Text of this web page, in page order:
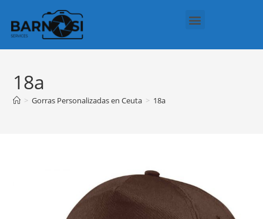
18a
> Gorras Personalizadas en Ceuta > 18a